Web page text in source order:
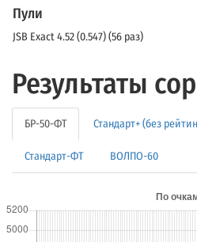
Пули
JSB Exact 4.52 (0.547) (56 раз)
Результаты
БР-50-ФТ Стандарт+ (без
Стандарт-ФТ ВОЛПО-60